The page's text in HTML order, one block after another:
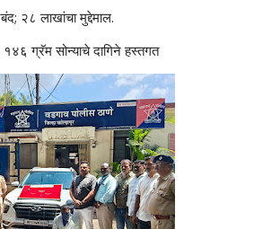
२८ लाखांचा मुद्देमाल.
ग्रॅम सोन्याचे दागिने हस्तगत